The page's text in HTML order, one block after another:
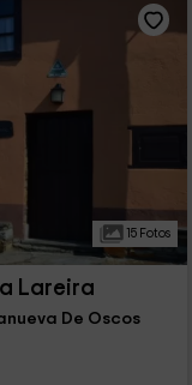
15 Fotos
Lareira
De Oscos